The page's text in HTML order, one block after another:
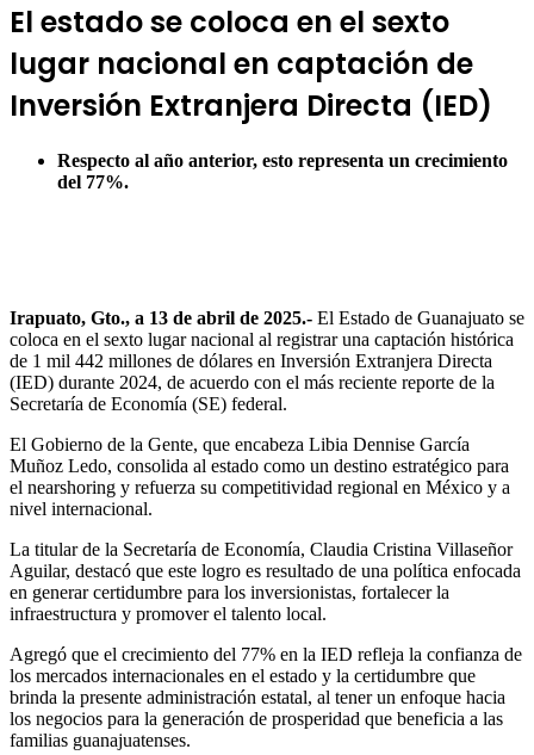
El estado se coloca en el sexto
lugar nacional en captación de
Inversión Extranjera Directa (IED)
Respecto al año anterior, esto representa un crecimiento
del 77%.
Irapuato, Gto., a 13 de abril de 2025.- El Estado de Guanajuato se
coloca en el sexto lugar nacional al registrar una captación histórica
de 1 mil 442 millones de dólares en Inversión Extranjera Directa
(IED) durante 2024, de acuerdo con el más reciente reporte de la
Secretaría de Economía (SE) federal.
El Gobierno de la Gente, que encabeza Libia Dennise García
Muñoz Ledo, consolida al estado como un destino estratégico para
el nearshoring y refuerza su competitividad regional en México y a
nivel internacional.
La titular de la Secretaría de Economía, Claudia Cristina Villaseñor
Aguilar, destacó que este logro es resultado de una política enfocada
en generar certidumbre para los inversionistas, fortalecer la
infraestructura y promover el talento local.
Agregó que el crecimiento del 77% en la IED refleja la confianza de
los mercados internacionales en el estado y la certidumbre que
brinda la presente administración estatal, al tener un enfoque hacia
los negocios para la generación de prosperidad que beneficia a las
familias guanajuatenses.